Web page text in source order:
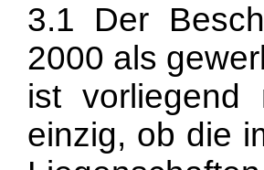
3.1 Der
2000 als
ist vorliegend
einzig, ob die